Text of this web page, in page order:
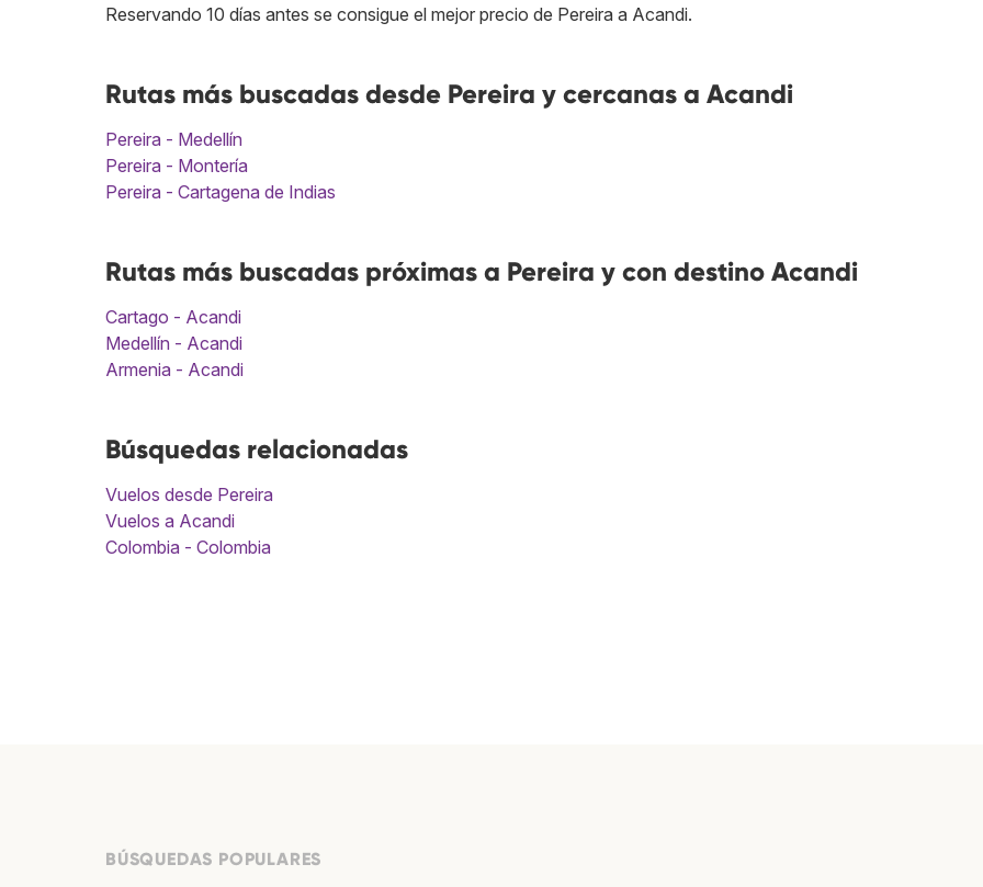
Reservando 10 días antes se consigue el mejor precio de Pereira a Acandi.
Rutas más buscadas desde Pereira y cercanas a Acandi
Pereira - Medellín
Pereira - Montería
Pereira - Cartagena de Indias
Rutas más buscadas próximas a Pereira y con destino Acandi
Cartago - Acandi
Medellín - Acandi
Armenia - Acandi
Búsquedas relacionadas
Vuelos desde Pereira
Vuelos a Acandi
Colombia - Colombia
BÚSQUEDAS POPULARES